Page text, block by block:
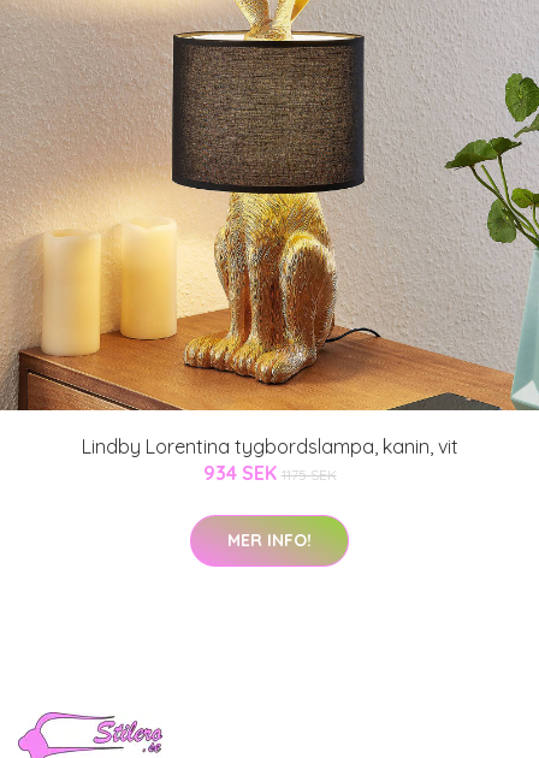
Lindby Lorentina tygbordslampa, kanin, vit
934 SEK 1175 SEK
MER INFO!